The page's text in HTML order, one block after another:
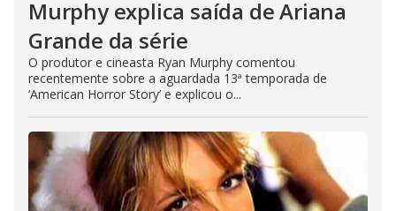
Murphy explica saída de Ariana
Grande da série
O produtor e cineasta Ryan Murphy comentou
recentemente sobre a aguardada 13ª temporada de
‘American Horror Story’ e explicou o...